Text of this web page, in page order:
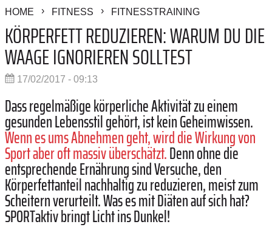
HOME FITNESS FITNESSTRAINING
KÖRPERFETT REDUZIEREN: WARUM DU DIE
WAAGE IGNORIEREN SOLLTEST
17/02/2017 - 09:13
Dass regelmäßige körperliche Aktivität zu einem
gesunden Lebensstil gehört, ist kein Geheimwissen.
Wenn es ums Abnehmen geht, wird die Wirkung von
Sport aber oft massiv überschätzt.Denn ohne die
entsprechende Ernährung sind Versuche, den
Körperfettanteil nachhaltig zu reduzieren, meist zum
Scheitern verurteilt. Was es mit Diäten auf sich hat?
SPORTaktiv bringt Licht ins Dunkel!